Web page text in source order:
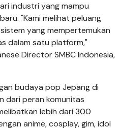
industri yang mampu
"Kami melihat peluang
yang mempertemukan
dalam satu platform,"
Director SMBC Indonesia,
budaya pop Jepang di
dari peran komunitas
lebih dari 300
anime, cosplay, gim, idol